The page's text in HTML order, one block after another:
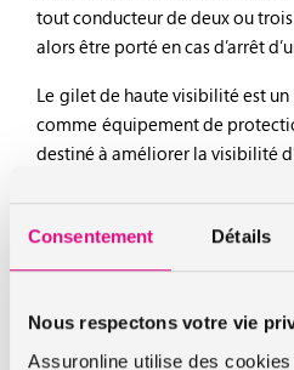
Consentement Détails
Nous respectons votre vie
Assuronline utilise des
tout conducteur de deux ou
alors être porté en cas d’arrêt
Le gilet de haute visibilité est
comme équipement de
destiné à améliorer la visibilité
Tout conducteur de deux-roues
fameux gilet jaune obligatoire